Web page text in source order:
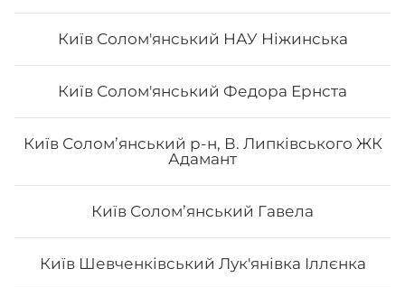
Київ Солом'янський НАУ Ніжинська
Київ Солом'янський Федора Ернста
Київ Солом’янський р-н, В. Липківського ЖК
Адамант
Київ Соломʼянський Гавела
Київ Шевченківський Лук'янівка Іллєнка
Сет «Лайт»
Рол Тобо, Чіз рол з лососем, Філадельфія з креветкою
лайт 0.5, Філадельфія з тунцем лайт 0.5, Філадельфія з
лососем 0.5, Авокадо лайт 0.5. Вага: 1110 г